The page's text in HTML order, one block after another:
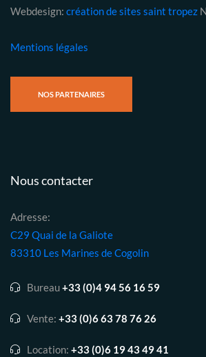
Webdesign: création de sites saint tropez
Mentions légales
NOS PARTENAIRES
Nous contacter
Adresse:
C29 Quai de la Galiote
83310 Les Marines de Cogolin
Bureau+33 (0)4 94 56 16 59
Vente: +33 (0)6 63 78 76 26
Location: +33 (0)6 19 43 49 41